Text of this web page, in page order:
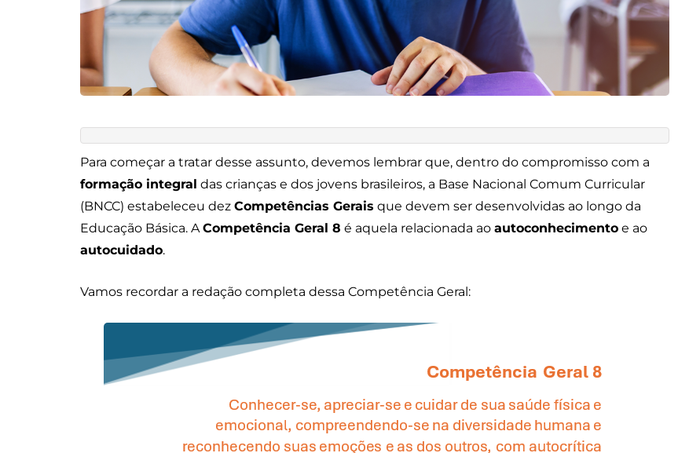
Para começar a tratar desse assunto, devemos lembrar que, dentro do compromisso com a
formação integral das crianças e dos jovens brasileiros, a Base Nacional Comum Curricular
(BNCC) estabeleceu dez Competências Gerais que devem ser desenvolvidas ao longo da
Educação Básica. ACompetência Geral 8 é aquela relacionada ao autoconhecimento e ao
autocuidado.
Vamos recordar a redação completa dessa Competência Geral: